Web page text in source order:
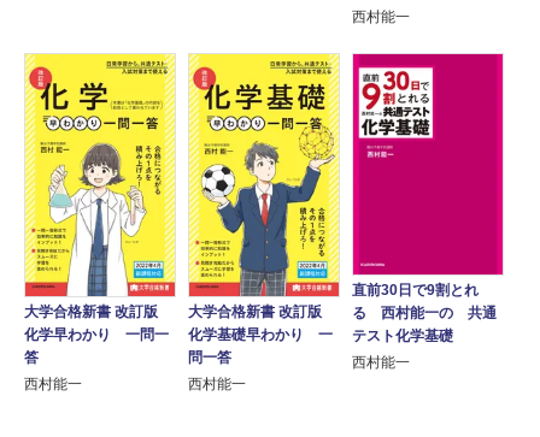
西村能一
大学合格新書 改訂版
化学早わかり 一問一
答
西村能一
大学合格新書 改訂版
化学基礎早わかり 一
問一答
西村能一
直前30日で9割とれ
る 西村能一の 共通
テスト化学基礎
西村能一